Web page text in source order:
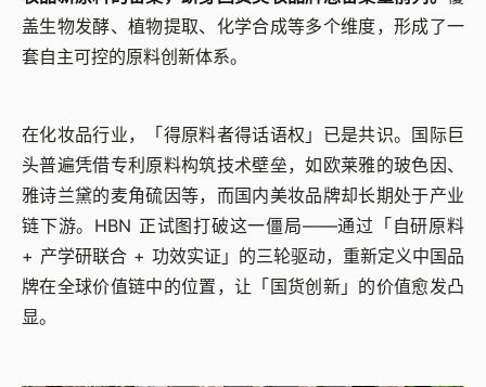
盖生物发酵、植物提取、化学合成等多个维度，形成了一
套自主可控的原料创新体系。
在化妆品行业，「得原料者得话语权」已是共识。国际巨
头普遍凭借专利原料构筑技术壁垒，如欧莱雅的玻色因、
雅诗兰黛的麦角硫因等，而国内美妆品牌却长期处于产业
链下游。HBN 正试图打破这一僵局——通过「自研原料
+ 产学研联合 + 功效实证」的三轮驱动，重新定义中国品
牌在全球价值链中的位置，让「国货创新」的价值愈发凸
显。